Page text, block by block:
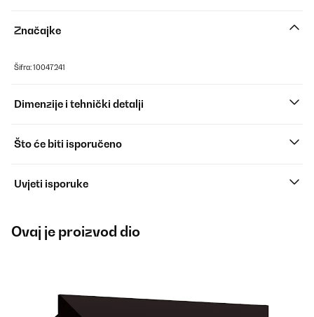
Značajke
Šifra: 10047241
Dimenzije i tehnički detalji
Što će biti isporučeno
Uvjeti isporuke
Ovaj je proizvod dio